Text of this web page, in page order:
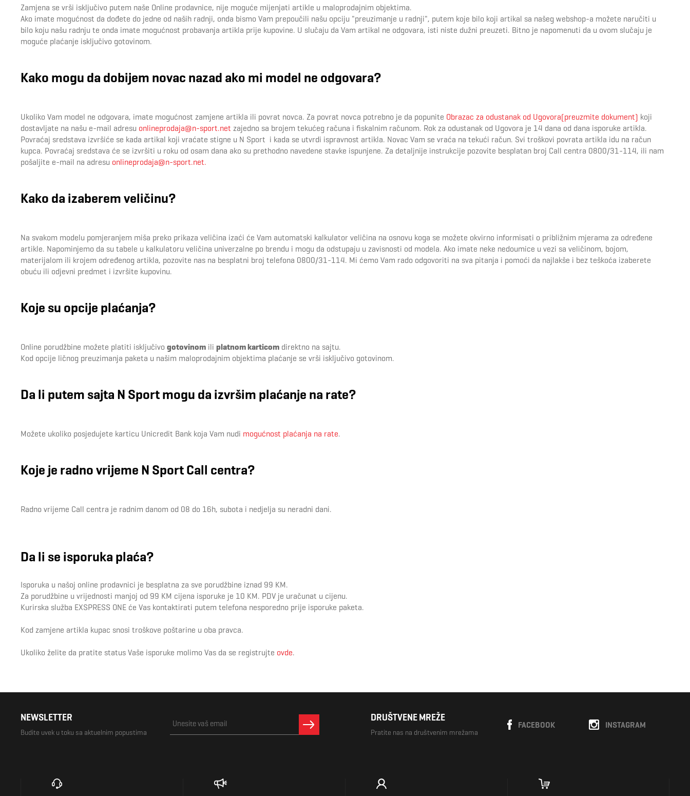
Zamjena se vrši isključivo putem naše Online prodavnice, nije moguće mijenjati artikle u maloprodajnim objektima.
Ako imate mogućnost da dođete do jedne od naših radnji, onda bismo Vam prepoučili našu opciju "preuzimanje u radnji", putem koje bilo koji artikal sa našeg webshop-a možete naručiti u
bilo koju našu radnju te onda imate mogućnost probavanja artikla prije kupovine. U slučaju da Vam artikal ne odgovara, isti niste dužni preuzeti. Bitno je napomenuti da u ovom slučaju je
moguće plaćanje isključivo gotovinom.
Kako mogu da dobijem novac nazad ako mi model ne odgovara?
Ukoliko Vam model ne odgovara, imate mogućnost zamjene artikla ili povrat novca. Za povrat novca potrebno je da popunite Obrazac za odustanak od Ugovora(preuzmite dokument) koji
dostavljate na našu e-mail adresu onlineprodaja@n-sport.net zajedno sa brojem tekućeg računa i fiskalnim računom. Rok za odustanak od Ugovora je 14 dana od dana isporuke artikla.
Povraćaj sredstava izvršiće se kada artikal koji vraćate stigne u N Sport i kada se utvrdi ispravnost artikla. Novac Vam se vraća na tekući račun. Svi troškovi povrata artikla idu na račun
kupca. Povraćaj sredstava će se izvršiti u roku od osam dana ako su prethodno navedene stavke ispunjene. Za detaljnije instrukcije pozovite besplatan broj Call centra 0800/31-114, ili nam
pošaljite e-mail na adresu onlineprodaja@n-sport.net.
Kako da izaberem veličinu?
Na svakom modelu pomjeranjem miša preko prikaza veličina izaći će Vam automatski kalkulator veličina na osnovu koga se možete okvirno informisati o približnim mjerama za određene
artikle. Napominjemo da su tabele u kalkulatoru veličina univerzalne po brendu i mogu da odstupaju u zavisnosti od modela. Ako imate neke nedoumice u vezi sa veličinom, bojom,
materijalom ili krojem određenog artikla, pozovite nas na besplatni broj telefona 0800/31-114. Mi ćemo Vam rado odgovoriti na sva pitanja i pomoći da najlakše i bez teškoća izaberete
obuću ili odjevni predmet i izvršite kupovinu.
Koje su opcije plaćanja?
Online porudžbine možete platiti isključivo gotovinom ili platnom karticom direktno na sajtu.
Kod opcije ličnog preuzimanja paketa u našim maloprodajnim objektima plaćanje se vrši isključivo gotovinom.
Da li putem sajta N Sport mogu da izvršim plaćanje na rate?
Možete ukoliko posjedujete karticu Unicredit Bank koja Vam nudi mogućnost plaćanja na rate.
Koje je radno vrijeme N Sport Call centra?
Radno vrijeme Call centra je radnim danom od 08 do 16h, subota i nedjelja su neradni dani.
Da li se isporuka plaća?
Isporuka u našoj online prodavnici je besplatna za sve porudžbine iznad 99 KM.
Za porudžbine u vrijednosti manjoj od 99 KM cijena isporuke je 10 KM. PDV je uračunat u cijenu.
Kurirska služba EXSPRESS ONE će Vas kontaktirati putem telefona nesporedno prije isporuke paketa.
Kod zamjene artikla kupac snosi troškove poštarine u oba pravca.
Ukoliko želite da pratite status Vaše isporuke molimo Vas da se registrujte ovde.
NEWSLETTER
Budite uvek u toku sa aktuelnim popustima
DRUŠTVENE MREŽE
Pratite nas na društvenim mrežama
INSTAGRAM
FACEBOOK